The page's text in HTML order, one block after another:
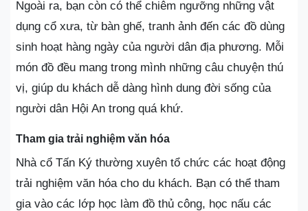
Ngoài ra, bạn còn có thể chiêm ngưỡng những vật
dụng cổ xưa, từ bàn ghế, tranh ảnh đến các đồ dùng
sinh hoạt hàng ngày của người dân địa phương. Mỗi
món đồ đều mang trong mình những câu chuyện thú
vị, giúp du khách dễ dàng hình dung đời sống của
người dân Hội An trong quá khứ.
Tham gia trải nghiệm văn hóa
Nhà cổ Tấn Ký thường xuyên tổ chức các hoạt động
trải nghiệm văn hóa cho du khách. Bạn có thể tham
gia vào các lớp học làm đồ thủ công, học nấu các